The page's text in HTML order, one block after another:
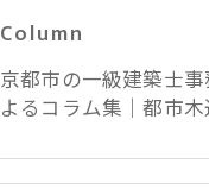
Column
京都市の一級建築士
よるコラム集｜都市